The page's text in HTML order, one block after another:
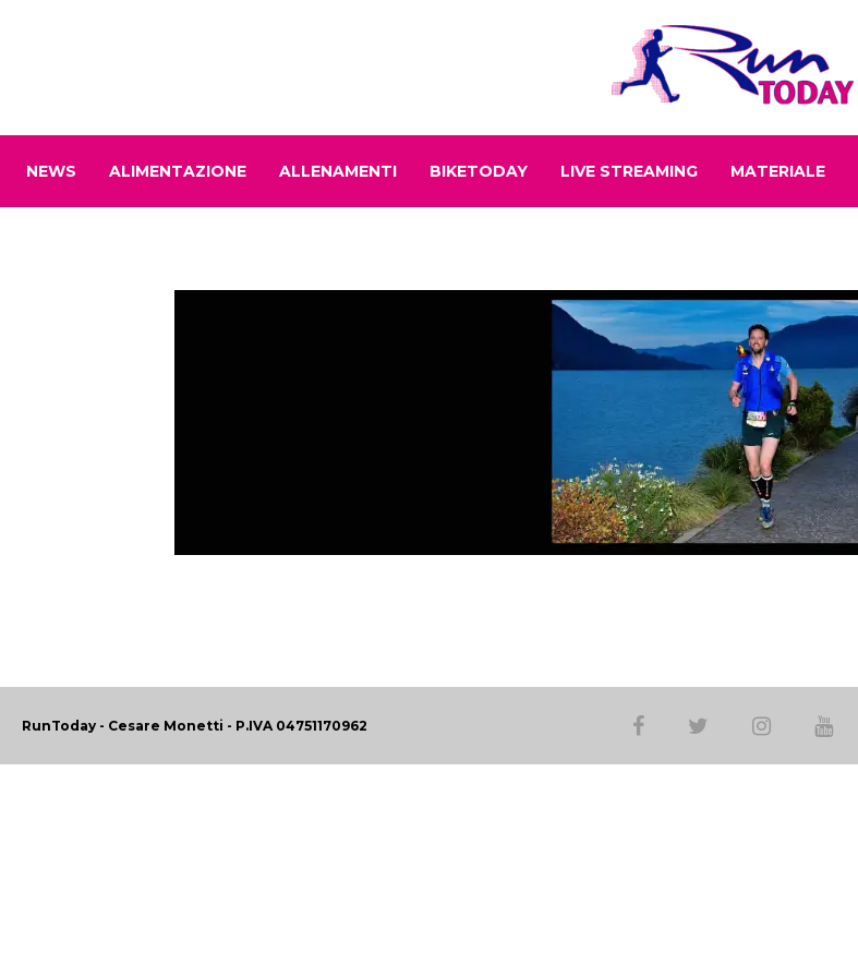
NEWS ALIMENTAZIONE ALLENAMENTI BIKETODAY LIVE STREAMING MATERIALE
RunToday - Cesare Monetti - P.IVA 04751170962